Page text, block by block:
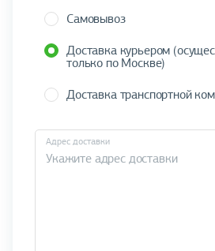
Самовывоз
Доставка курьером
только по Москве)
Доставка транспортной
Адрес доставки